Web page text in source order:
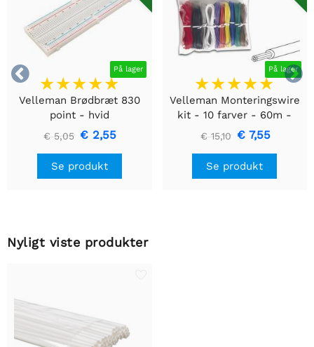

 På lager
Velleman Brødbræt 830
point - hvid
€ 5,05 € 2,55
Se produkt
På lager
Velleman Monteringswire
kit - 10 farver - 60m -
multicore
€ 15,10 € 7,55
Se produkt
Nyligt viste produkter